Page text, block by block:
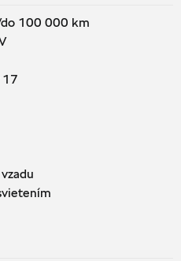
do 100 000 km
17